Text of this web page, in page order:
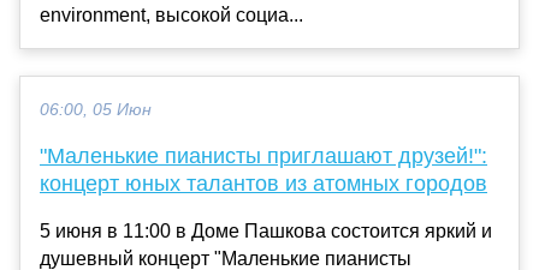
environment, высокой социа...
06:00, 05 Июн
"Маленькие пианисты приглашают друзей!":
концерт юных талантов из атомных городов
5 июня в 11:00 в Доме Пашкова состоится яркий и
душевный концерт "Маленькие пианисты